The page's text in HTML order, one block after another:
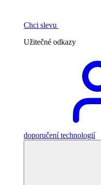
Chci slevu
Užitečné odkazy
doporučení technologií